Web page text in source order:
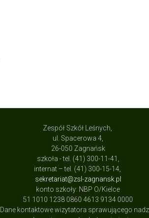
Zespół Szkół Leśnych,
ul. Spacerowa 4,
26-050 Zagnańsk
szkoła - tel. (41) 300-11-41,
internat – tel. (41) 300-15-14,
sekretariat@zsl-zagnansk.pl
konto szkoły: NBP O/Kielce
51 1010 1238 0860 4613 9134 0000
Dane kontaktowe wizytatora sprawującego